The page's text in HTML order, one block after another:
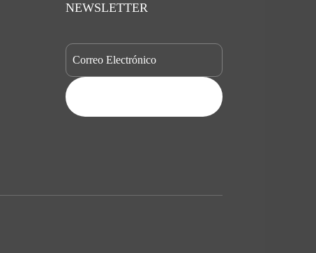
NEWSLETTER